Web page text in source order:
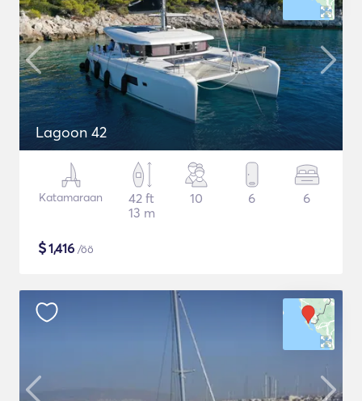
Lagoon 42
Katamaraan
42 ft
13 m
10 6 6
$1,416 /öö